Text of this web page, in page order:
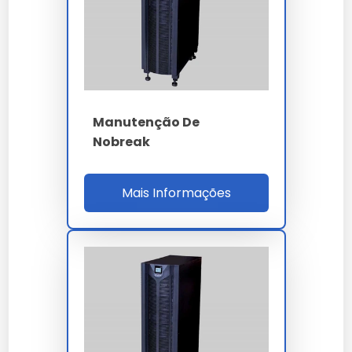
personalizadas para garantir o melhor custo-benefício
Onde Comprar Nobreak
Para garantir a procedência e qualidade técnica,
realize a aquisição através de canais oficiais e
manutenção ideal para sua aplicação.
Perguntas Frequentes
Como solicitar uma proposta
em larga escala?
Para demandas industriais de nobreak manutenção,
basta encaminhar sua necessidade via formulário no
Manutenção De
Nobreak
Mais Informações